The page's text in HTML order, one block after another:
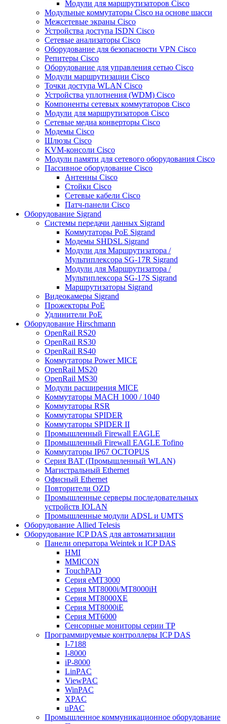
Модули для маршрутизаторов Cisco
Модульные коммутаторы Cisco на основе шасси
Межсетевые экраны Cisco
Устройства доступа ISDN Cisco
Сетевые анализаторы Cisco
Оборудование для безопасности VPN Cisco
Репитеры Cisco
Оборудование для управления сетью Cisco
Модули маршрутизации Cisco
Точки доступа WLAN Cisco
Устройства уплотнения (WDM) Cisco
Компоненты сетевых коммутаторов Cisco
Модули для маршрутизаторов Cisco
Сетевые медиа конверторы Cisco
Модемы Cisco
Шлюзы Cisco
KVM-консоли Cisco
Модули памяти для сетевого оборудования Cisco
Пассивное оборудование Cisco
Антенны Cisco
Стойки Cisco
Сетевые кабели Cisco
Патч-панели Cisco
Оборудование Sigrand
Системы передачи данных Sigrand
Коммутаторы PoE Sigrand
Модемы SHDSL Sigrand
Модули для Маршрутизатора /
Мультиплексора SG-17R Sigrand
Модули для Маршрутизатора /
Мультиплексора SG-17S Sigrand
Маршрутизаторы Sigrand
Видеокамеры Sigrand
Прожекторы PoE
Удлинители PoE
Оборудование Hirschmann
OpenRail RS20
OpenRail RS30
OpenRail RS40
Коммутаторы Power MICE
OpenRail MS20
OpenRail MS30
Модули расширения MICE
Коммутаторы MACH 1000 / 1040
Коммутаторы RSR
Коммутаторы SPIDER
Коммутаторы SPIDER II
Промышленный Firewall EAGLE
Промышленный Firewall EAGLE Tofino
Коммутаторы IP67 OCTOPUS
Серия BAT (Промышленный WLAN)
Магистральный Ethernet
Офисный Ethernet
Повторители OZD
Промышленные серверы последовательных
устройств IOLAN
Промышленные модули ADSL и UMTS
Оборудование Allied Telesis
Оборудование ICP DAS для автоматизации
Панели оператора Weintek и ICP DAS
HMI
MMICON
TouchPAD
Серия eMT3000
Серия MT8000i/MT8000iH
Серия MT8000XE
Серия MT8000iE
Серия MT6000
Сенсорные мониторы серии TP
Программируемые контроллеры ICP DAS
I-7188
I-8000
iP-8000
LinPAC
ViewPAC
WinPAC
XPAC
uPAC
Промышленное коммуникационное оборудование